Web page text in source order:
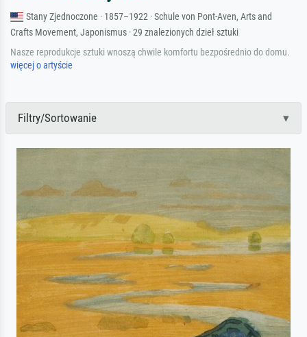
Stany Zjednoczone · 1857–1922 · Schule von Pont-Aven, Arts and
Crafts Movement, Japonismus · 29 znalezionych dzieł sztuki
Nasze reprodukcje sztuki wnoszą chwile komfortu bezpośrednio do domu.
więcej o artyście
Filtry/Sortowanie